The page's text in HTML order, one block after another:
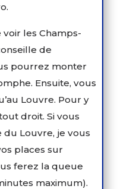
les Champs-
de
pourrez monter
Ensuite, vous
Louvre. Pour y
droit. Si vous
Louvre, je vous
places sur
ferez la queue
maximum).